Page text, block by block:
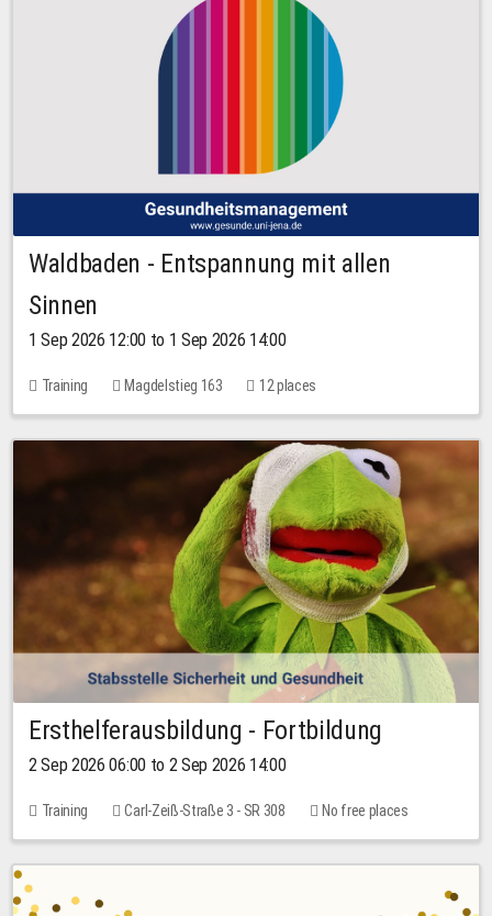
Waldbaden - Entspannung mit allen
Sinnen
1 Sep 2026 12:00 to 1 Sep 2026 14:00
Training Magdelstieg 163 12 places
Ersthelferausbildung - Fortbildung
2 Sep 2026 06:00 to 2 Sep 2026 14:00
Training Carl-Zeiß-Straße 3 - SR 308 No free places